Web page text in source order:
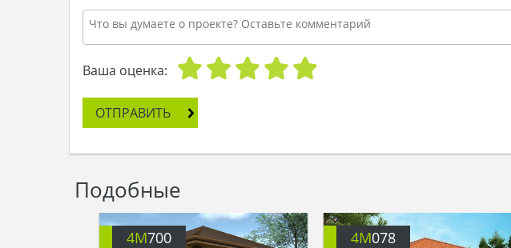
Ваша оценка:
ОТПРАВИТЬ
Подобные
4M700 4M078